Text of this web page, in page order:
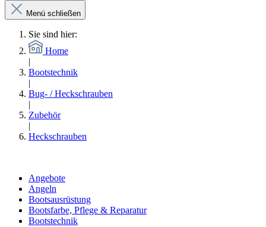
Menü schließen
Sie sind hier:
Home
|
Bootstechnik
|
Bug- / Heckschrauben
|
Zubehör
|
Heckschrauben
Angebote
Angeln
Bootsausrüstung
Bootsfarbe, Pflege & Reparatur
Bootstechnik